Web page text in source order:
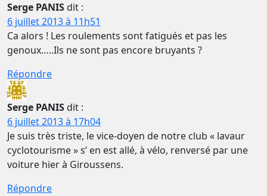
Serge PANISdit :
6 juillet 2013 à 11h51
Ca alors ! Les roulements sont fatigués et pas les
genoux…..Ils ne sont pas encore bruyants ?
Répondre
Serge PANISdit :
6 juillet 2013 à 17h04
Je suis très triste, le vice-doyen de notre club « lavaur
cyclotourisme » s’ en est allé, à vélo, renversé par une
voiture hier à Giroussens.
Répondre